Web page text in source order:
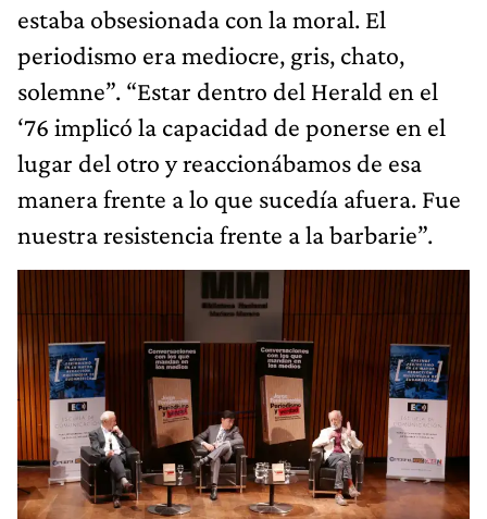
estaba obsesionada con la moral. El
periodismo era mediocre, gris, chato,
solemne”. “Estar dentro del Herald en el
‘76 implicó la capacidad de ponerse en el
lugar del otro y reaccionábamos de esa
manera frente a lo que sucedía afuera. Fue
nuestra resistencia frente a la barbarie”.